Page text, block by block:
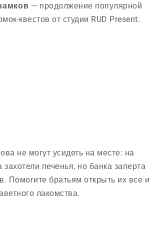
— продолжение популярной
квестов от студии RUD Present.
не могут усидеть на месте: на
захотели печенья, но банка заперта
Помогите братьям открыть их все и
лакомства.